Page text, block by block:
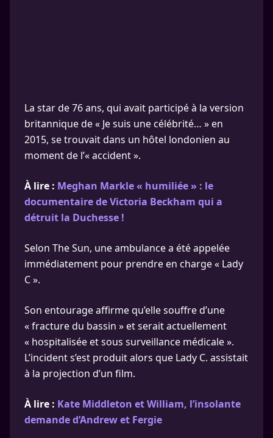
La star de 76 ans, qui avait participé à la version
britannique de « Je suis une célébrité… » en
2015, se trouvait dans un hôtel londonien au
moment de l’« accident ».
À lire : Meghan Markle « humiliée » : le
documentaire de Victoria Beckham qui a
détruit la Duchesse !
Selon The Sun, une ambulance a été appelée
immédiatement pour prendre en charge « Lady
C ».
Son entourage affirme qu’elle souffre d’une
« fracture du bassin » et serait actuellement
« hospitalisée et sous surveillance médicale ».
L’incident s’est produit alors que Lady C. assistait
à la projection d’un film.
À lire : Kate Middleton et William, l’insolante
demande d’Andrew et Fergie